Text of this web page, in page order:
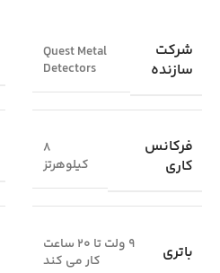
شرکت
سازنده
Quest Metal
Detectors
فرکانس
کاری
8
کیلوهرتز
باتری
9 ولت تا 20 ساعت
کار می کند